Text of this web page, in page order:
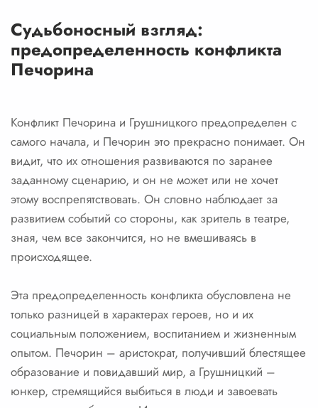
Судьбоносный взгляд:
предопределенность конфликта
Печорина
Конфликт Печорина и Грушницкого предопределен с
самого начала, и Печорин это прекрасно понимает. Он
видит, что их отношения развиваются по заранее
заданному сценарию, и он не может или не хочет
этому воспрепятствовать. Он словно наблюдает за
развитием событий со стороны, как зритель в театре,
зная, чем все закончится, но не вмешиваясь в
происходящее.
Эта предопределенность конфликта обусловлена не
только разницей в характерах героев, но и их
социальным положением, воспитанием и жизненным
опытом. Печорин – аристократ, получивший блестящее
образование и повидавший мир, а Грушницкий –
юнкер, стремящийся выбиться в люди и завоевать